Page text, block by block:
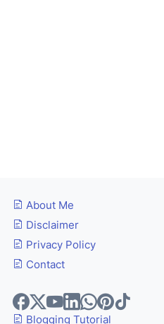
About Me
Disclaimer
Privacy Policy
Contact
Blogging Tutorial